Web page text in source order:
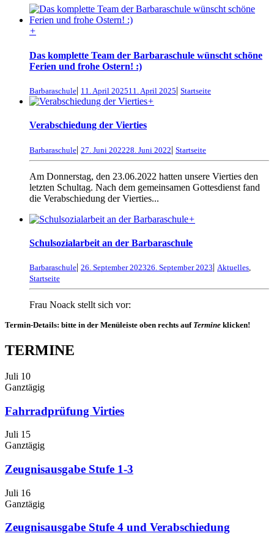
+
Das komplette Team der Barbaraschule wünscht schöne
Ferien und frohe Ostern! :)
Barbaraschule| 11. April 202511. April 2025| Startseite
+
Verabschiedung der Vierties
Barbaraschule| 27. Juni 202228. Juni 2022| Startseite
Am Donnerstag, den 23.06.2022 hatten unsere Vierties den
letzten Schultag. Nach dem gemeinsamen Gottesdienst fand
die Verabschiedung der Vierties...
+
Schulsozialarbeit an der Barbaraschule
Barbaraschule| 26. September 202326. September 2023| Aktuelles,
Startseite
Frau Noack stellt sich vor:
Termin-Details: bitte in der Menüleiste oben rechts auf Termine klicken!
TERMINE
Juli 10
Ganztägig
Fahrradprüfung Virties
Juli 15
Ganztägig
Zeugnisausgabe Stufe 1-3
Juli 16
Ganztägig
Zeugnisausgabe Stufe 4 und Verabschiedung